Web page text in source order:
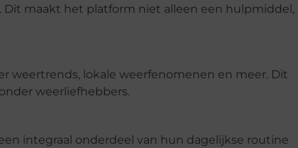
maakt het platform niet alleen een hulpmiddel,
weertrends, lokale weerfenomenen en meer. Dit
weerliefhebbers.
integraal onderdeel van hun dagelijkse routine